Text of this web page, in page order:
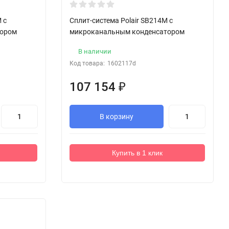
с
Сплит-система Polair SB214M с
микроканальным конденсатором
В наличии
Код товара: 1602117d
107 154 ₽
В корзину
Купить в 1 клик